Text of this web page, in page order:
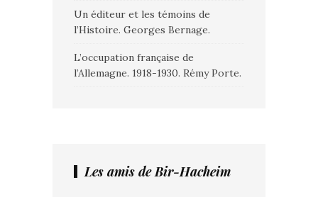
Un éditeur et les témoins de
l’Histoire. Georges Bernage.
L’occupation française de
l’Allemagne. 1918-1930. Rémy Porte.
Les amis de Bir-Hacheim